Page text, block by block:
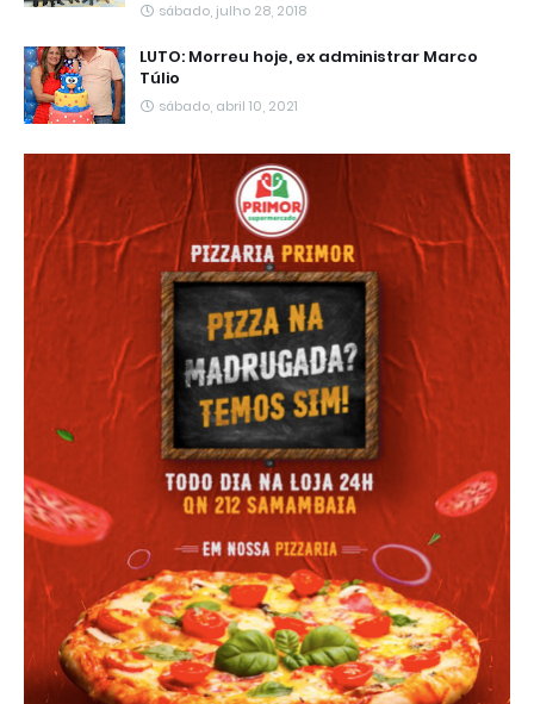
sábado, julho 28, 2018
LUTO: Morreu hoje, ex administrar Marco
Túlio
sábado, abril 10, 2021